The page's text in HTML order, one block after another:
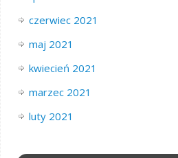
czerwiec 2021
maj 2021
kwiecień 2021
marzec 2021
luty 2021